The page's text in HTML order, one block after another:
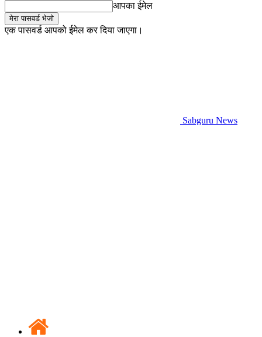
आपका ईमेल
एक पासवर्ड आपको ईमेल कर दिया जाएगा।
Sabguru News